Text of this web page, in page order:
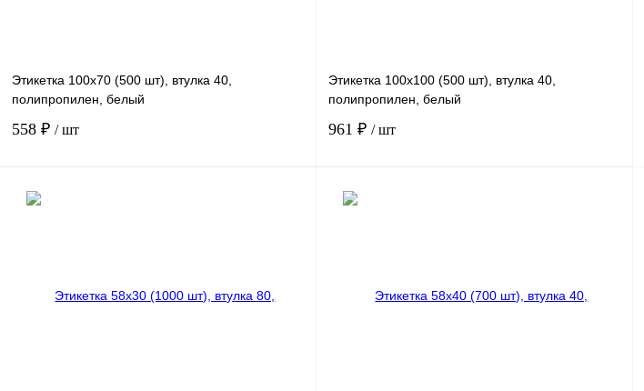
Этикетка 100х70 (500 шт), втулка 40,
полипропилен, белый
558 ₽ / шт
Этикетка 100х100 (500 шт), втулка 40,
полипропилен, белый
961 ₽ / шт